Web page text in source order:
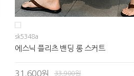
sk5348a
에스닉 플리츠 밴딩 롱 스커트
31,600원 33,900원